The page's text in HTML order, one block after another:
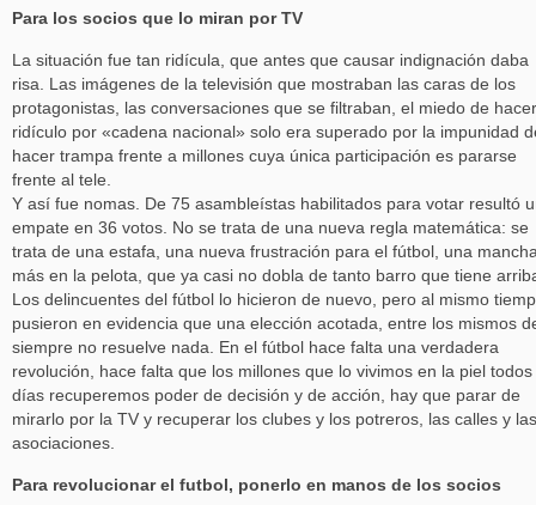
Para los socios que lo miran por TV
La situación fue tan ridícula, que antes que causar indignación daba
risa. Las imágenes de la televisión que mostraban las caras de los
protagonistas, las conversaciones que se filtraban, el miedo de
ridículo por «cadena nacional» solo era superado por la impunidad
hacer trampa frente a millones cuya única participación es pararse
frente al tele.
Y así fue nomas. De 75 asambleístas habilitados para votar resultó
empate en 36 votos. No se trata de una nueva regla matemática: se
trata de una estafa, una nueva frustración para el fútbol, una
más en la pelota, que ya casi no dobla de tanto barro que tiene
Los delincuentes del fútbol lo hicieron de nuevo, pero al mismo
pusieron en evidencia que una elección acotada, entre los mismos
siempre no resuelve nada. En el fútbol hace falta una verdadera
revolución, hace falta que los millones que lo vivimos en la piel todos
días recuperemos poder de decisión y de acción, hay que parar de
mirarlo por la TV y recuperar los clubes y los potreros, las calles y las
asociaciones.
Para revolucionar el futbol, ponerlo en manos de los socios